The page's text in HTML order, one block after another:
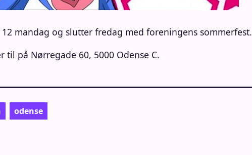
mandag og slutter fredag med foreningens sommerfest.
til på Nørregade 60, 5000 Odense C.
odense